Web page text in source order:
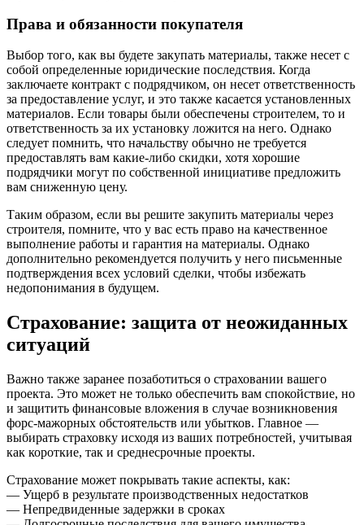
Права и обязанности покупателя
Выбор того, как вы будете закупать материалы, также несет с
собой определенные юридические последствия. Когда
заключаете контракт с подрядчиком, он несет ответственность
за предоставление услуг, и это также касается установленных
материалов. Если товары были обеспечены строителем, то и
ответственность за их установку ложится на него. Однако
следует помнить, что начальству обычно не требуется
предоставлять вам какие-либо скидки, хотя хорошие
подрядчики могут по собственной инициативе предложить
вам сниженную цену.
Таким образом, если вы решите закупить материалы через
строителя, помните, что у вас есть право на качественное
выполнение работы и гарантия на материалы. Однако
дополнительно рекомендуется получить у него письменные
подтверждения всех условий сделки, чтобы избежать
недопонимания в будущем.
Страхование: защита от неожиданных
ситуаций
Важно также заранее позаботиться о страховании вашего
проекта. Это может не только обеспечить вам спокойствие, но
и защитить финансовые вложения в случае возникновения
форс-мажорных обстоятельств или убытков. Главное —
выбирать страховку исходя из ваших потребностей, учитывая
как короткие, так и среднесрочные проекты.
Страхование может покрывать такие аспекты, как:
— Ущерб в результате производственных недостатков
— Непредвиденные задержки в сроках